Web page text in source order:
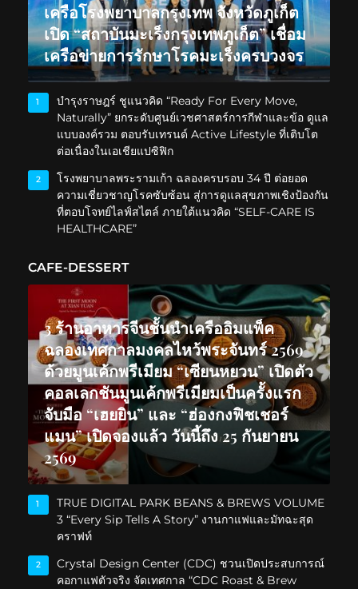
เครือโรงพยาบาลกรุงเทพ จังหวัดภูเก็ต
เปิด “สถาบันมะเร็งกรุงเทพภูเก็ต” เชื่อม
เครือข่ายการรักษาโรคมะเร็งครบวงจร
1
บำรุงราษฎร์ ชูแนวคิด “Ready For Every Move,
Naturally” ยกระดับศูนย์เวชศาสตร์การกีฬาและข้อ ดูแล
แบบองค์รวม ตอบรับเทรนด์ Active Lifestyle ที่เติบโต
ต่อเนื่องในเอเชียแปซิฟิก
2
โรงพยาบาลพระรามเก้า ฉลองครบรอบ 34 ปี ต่อยอด
ความเชี่ยวชาญโรคซับซ้อน สู่การดูแลสุขภาพเชิงป้องกัน
ที่ตอบโจทย์ไลฟ์สไตล์ ภายใต้แนวคิด “SELF-CARE IS
HEALTHCARE”
CAFE-DESSERT
3 ร้านอาหารจีนชั้นนำเครืออิมแพ็ค
ฉลองเทศกาลมงคลไหว้พระจันทร์ 2569
ด้วยมูนเค้กพรีเมียม “เซียนหยวน” เปิดตัว
คอลเลกชันมูนเค้กพรีเมียมเป็นครั้งแรก
จับมือ “เฮยยิน” และ “ฮ่องกงฟิชเชอร์
แมน” เปิดจองแล้ว วันนี้ถึง 25 กันยายน
2569
1
TRUE DIGITAL PARK BEANS & BREWS VOLUME
3 “Every Sip Tells A Story” งานกาแฟและมัทฉะสุด
คราฟท์
2
Crystal Design Center (CDC) ชวนเปิดประสบการณ์
คอกาแฟตัวจริง จัดเทศกาล “CDC Roast & Brew